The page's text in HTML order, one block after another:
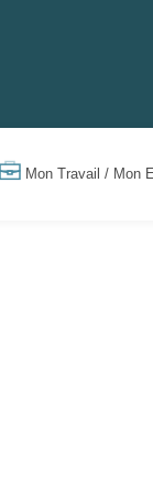
Mon Travail / Mon